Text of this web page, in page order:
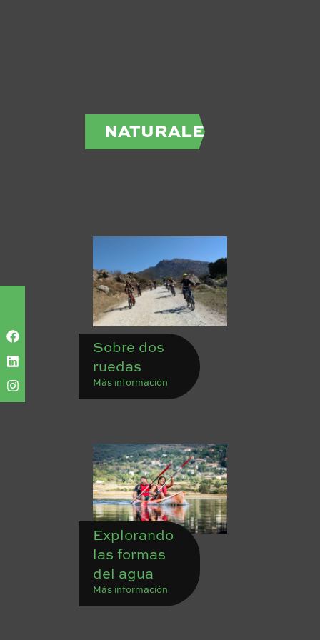
NATURALEZA
Sobre dos
ruedas
Más información
Explorando
las formas
del agua
Más información